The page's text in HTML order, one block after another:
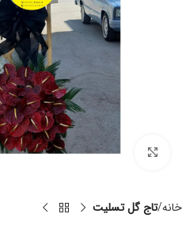
برای بزرگنمایی کلیک کنید
خانه تاج گل تسلیت